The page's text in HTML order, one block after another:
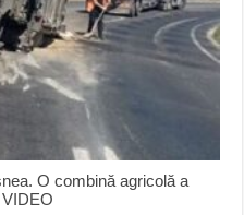
O combină agricolă a